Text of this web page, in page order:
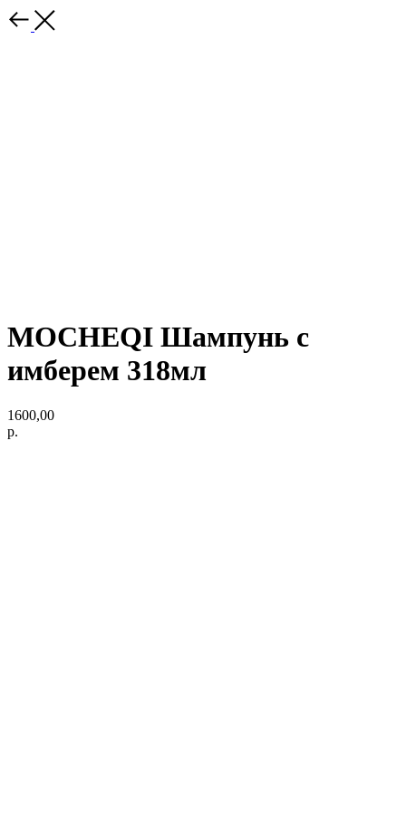
MOCHEQI Шампунь с
имберем 318мл
1600,00
р.